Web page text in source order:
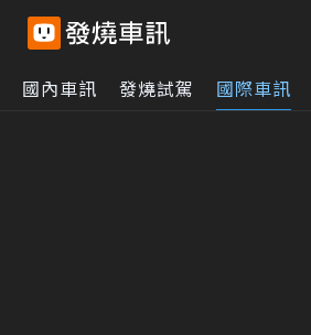
國內車訊 發燒試駕 國際車訊